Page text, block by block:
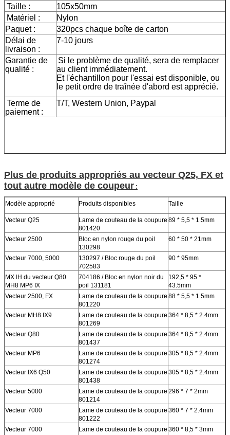
Taille :
105x50mm
Matériel :
Nylon
Paquet :
320pcs chaque boîte de carton
Délai de
livraison :
7-10 jours
Garantie de
qualité :
Si le problème de qualité, sera de remplacer
au client immédiatement.
Et l'échantillon pour l'essai est disponible, ou
le petit ordre de traînée d'abord est apprécié.
Terme de
paiement :
T/T, Western Union, Paypal
Plus de produits appropriés au vecteur Q25, FX et
tout autre modèle de coupeur :
Modèle approprié Produits disponibles Taille
Vecteur Q25
Lame de couteau de la coupure
801420
89 * 5,5 * 1.5mm
Vecteur 2500
Bloc en nylon rouge du poil
130298
60 * 50 * 21mm
Vecteur 7000, 5000
130297 / Bloc rouge du poil
702583
90 * 95mm
MX IH du vecteur Q80
MH8 MP6 IX
704186 / Bloc en nylon noir du
poil 131181
192,5 * 95 *
43.5mm
Vecteur 2500, FX
Lame de couteau de la coupure
801220
88 * 5,5 * 1.5mm
Vecteur MH8 IX9
Lame de couteau de la coupure
801269
364 * 8,5 * 2.4mm
Vecteur Q80
Lame de couteau de la coupure
801437
364 * 8,5 * 2.4mm
Vecteur MP6
Lame de couteau de la coupure
801274
305 * 8,5 * 2.4mm
Vecteur IX6 Q50
Lame de couteau de la coupure
801438
305 * 8,5 * 2.4mm
Vecteur 5000
Lame de couteau de la coupure
801214
296 * 7 * 2mm
Vecteur 7000
Lame de couteau de la coupure
801222
360 * 7 * 2.4mm
Vecteur 7000
Lame de couteau de la coupure 360 * 8,5 * 3mm